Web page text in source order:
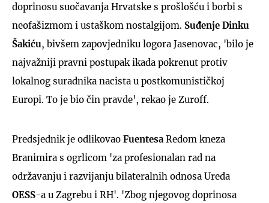
doprinosu suočavanja Hrvatske s prošlošću i borbi s
neofašizmom i ustaškom nostalgijom. Suđenje Dinku
Šakiću, bivšem zapovjedniku logora Jasenovac, 'bilo je
najvažniji pravni postupak ikada pokrenut protiv
lokalnog suradnika nacista u postkomunističkoj
Europi. To je bio čin pravde', rekao je Zuroff.
Predsjednik je odlikovao Fuentesa Redom kneza
Branimira s ogrlicom 'za profesionalan rad na
održavanju i razvijanju bilateralnih odnosa Ureda
OESS-a u Zagrebu i RH'. 'Zbog njegovog doprinosa